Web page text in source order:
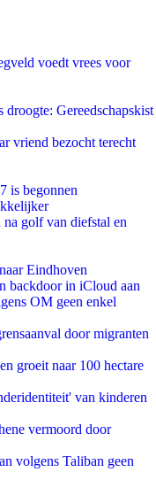
voedt vrees voor
droogte: Gereedschapskist
vriend bezocht terecht
is begonnen
golf van diefstal en
Eindhoven
backdoor in iCloud aan
OM geen enkel
door migranten
groeit naar 100 hectare
van kinderen
vermoord door
volgens Taliban geen